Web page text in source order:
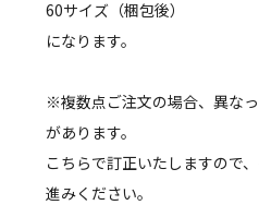
60サイズ（梱包後）
になります。
※複数点ご注文の場合、異な
があります。
こちらで訂正いたしますので
進みください。